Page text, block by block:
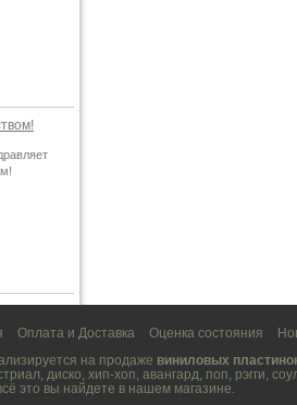
Оплата и Доставка Оценка состояния
на продаже виниловых
, диско, хип-хоп, авангард, поп, рэгги,
это вы найдете в нашем магазине.